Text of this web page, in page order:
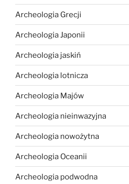
Archeologia Grecji
Archeologia Japonii
Archeologia jaskiń
Archeologia lotnicza
Archeologia Majów
Archeologia nieinwazyjna
Archeologia nowożytna
Archeologia Oceanii
Archeologia podwodna